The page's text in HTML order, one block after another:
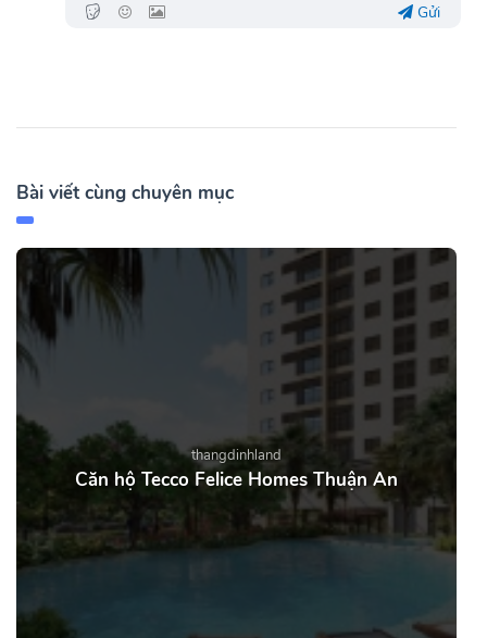
Gửi
Bài viết cùng chuyên mục
thangdinhland
Căn hộ Tecco Felice Homes Thuận An